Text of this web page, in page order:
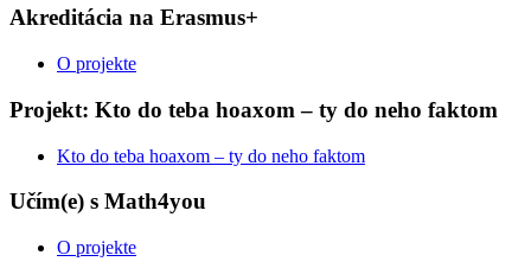
Akreditácia na Erasmus+
O projekte
Projekt: Kto do teba hoaxom – ty do neho faktom
Kto do teba hoaxom – ty do neho faktom
Učím(e) s Math4you
O projekte